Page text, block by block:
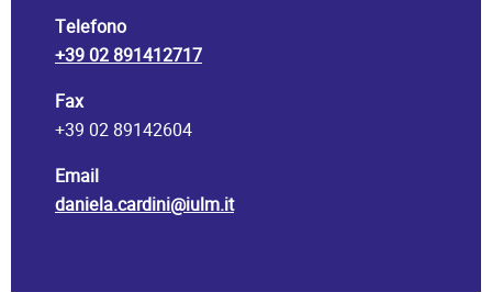
Telefono
+39 02 891412717
Fax
+39 02 89142604
Email
daniela.cardini@iulm.it